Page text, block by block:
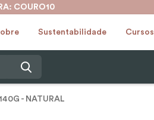
COURO10
Sustentabilidade Cursos
- NATURAL